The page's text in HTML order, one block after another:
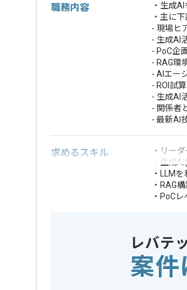
職務内容
・生成
・主に
- 現場ヒ
- 生成AI
- PoC企
- RAG環
- AIエー
- ROI試
- 生成AI
- 関係者
- 最新AI
求めるスキル
・リー
・生成
・LLM
・RAG
・PoC
歓迎スキ
レバテ
案件